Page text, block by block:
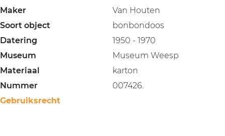
Maker
Van Houten
Soort object
bonbondoos
Datering
1950 - 1970
Museum
Museum Weesp
Materiaal
karton
Nummer
007426.
Gebruiksrecht